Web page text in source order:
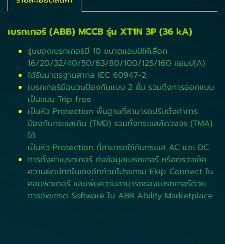
เบรกเกอร์ (ABB) MCCB รุ่น XT1N 3P (36 kA)
รุ่นของเบรกเกอร์มี 10 ขนาดแอมป์ให้เลือก
16/20/32/40/50/63/80/100/125/160 แอมป์(A)
ได้รับมาตรฐานสากล IEC 60947-2
เบรกเกอร์มีฉนวนป้องกันแบบ 2 ชั้น รวมถึงการออกแบบ
เป็นแบบ Trip free
เป็นหัว Protection พื้นฐานที่สามารถปรับตั้งค่าการ
ป้องกันกระแสเกิน (TMD) รวมทั้งกระแสลัดวงจร (TMA)
ได้
เป็นหัว Protection ที่สามารถใช้กับกระแส AC และ DC
การตั้งค่าเบรกเกอร์ ดึงข้อมูลเบรกเกอร์ หรือตรวจเช็ค
ความผิดปกติในเชิงลึกด้วยโปรแกรม Ekip Connect ใน
คอมพิวเตอร์ และเพิ่มความสามารถของเบรกเกอร์ด้วย
การอัพเกรด Software ใน ABB Ability Marketplace